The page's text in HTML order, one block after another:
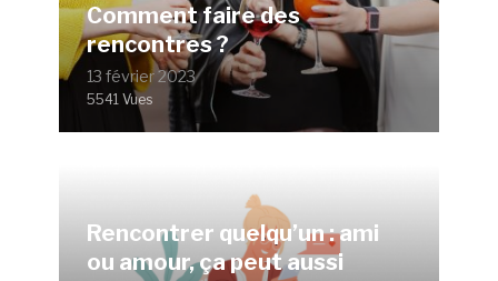
Comment faire des
rencontres ?
13 février 2023
5541 Vues
Rencontrer quelqu’un : ami
ou amour, ça peut aussi